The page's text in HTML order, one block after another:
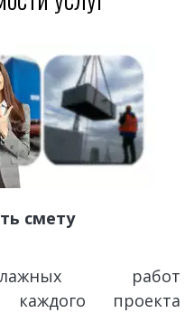
смету
работ
каждого проекта